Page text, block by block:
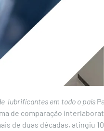
lubrificantes em todo o país
de comparação
de duas décadas, atingiu